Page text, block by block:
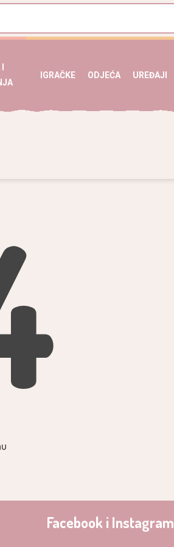
IGRAČKE ODJEĆA UREĐAJI
Facebook i Instagram